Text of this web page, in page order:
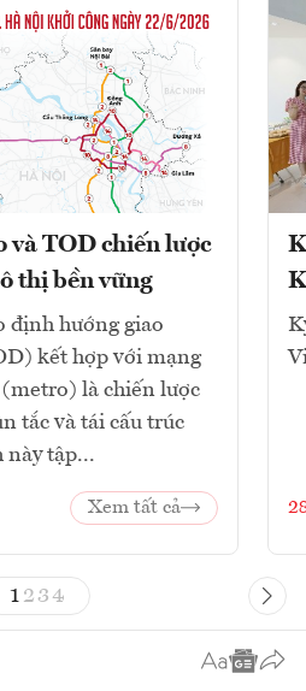
TOD chiến lược
thị bền vững
định hướng giao
kết hợp với mạng
là chiến lược
tắc và tái cấu trúc
này tập...
Xem tất cả
1 23 4